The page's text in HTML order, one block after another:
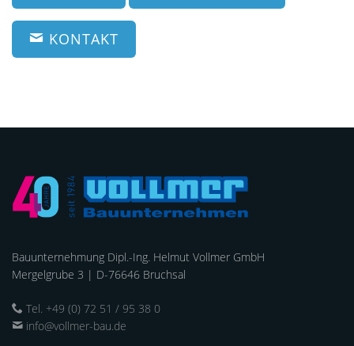
KONTAKT
Bauunternehmung Dipl.-Ing. Helmut Vollmer GmbH
Mergelgrube 3 | D-76646 Bruchsal
Tel. +49 (0) 72 51 / 95 38 0
info@vollmer-bau.de